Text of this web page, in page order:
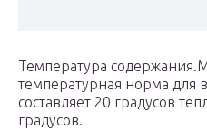
Температура
температурная норма для
составляет 20 градусов
градусов.